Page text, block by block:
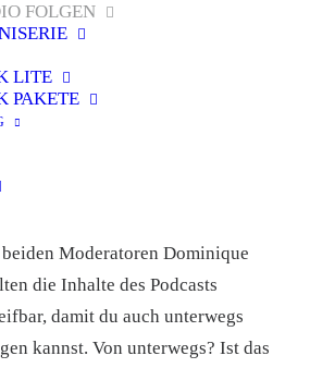
FOLGEN
LITE
PAKETE
nuboRadio
GmbH
Du hast nuboRadio – unseren
Moderatoren Dominique
die Inhalte des Podcasts
damit du auch unterwegs
kannst. Von unterwegs? Ist das